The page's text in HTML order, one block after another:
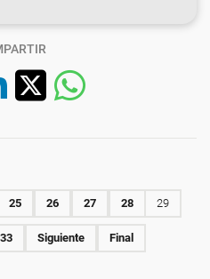
25 26 27 28 29
33 Siguiente Final